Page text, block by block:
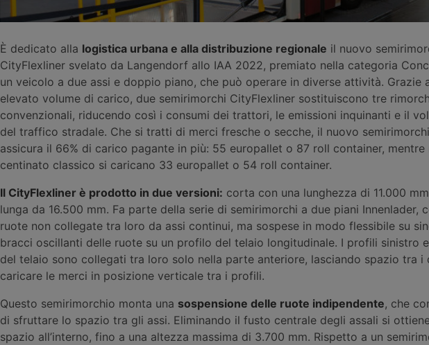
È dedicato alla logistica urbana e alla distribuzione regionale il nuovo
CityFlexliner svelato da Langendorf allo IAA 2022, premiato nella categoria
un veicolo a due assi e doppio piano, che può operare in diverse attività. Grazie
elevato volume di carico, due semirimorchi CityFlexliner sostituiscono tre
convenzionali, riducendo così i consumi dei trattori, le emissioni inquinanti e il
del traffico stradale. Che si tratti di merci fresche o secche, il nuovo
assicura il 66% di carico pagante in più: 55 europallet o 87 roll container, mentre
centinato classico si caricano 33 europallet o 54 roll container.
Il CityFlexliner è prodotto in due versioni: corta con una lunghezza di 11.000
lunga da 16.500 mm. Fa parte della serie di semirimorchi a due piani Innenlader,
ruote non collegate tra loro da assi continui, ma sospese in modo flessibile su
bracci oscillanti delle ruote su un profilo del telaio longitudinale. I profili sinistro
del telaio sono collegati tra loro solo nella parte anteriore, lasciando spazio tra i
caricare le merci in posizione verticale tra i profili.
Questo semirimorchio monta una sospensione delle ruote indipendente, che
di sfruttare lo spazio tra gli assi. Eliminando il fusto centrale degli assali si
spazio all’interno, fino a una altezza massima di 3.700 mm. Rispetto a un